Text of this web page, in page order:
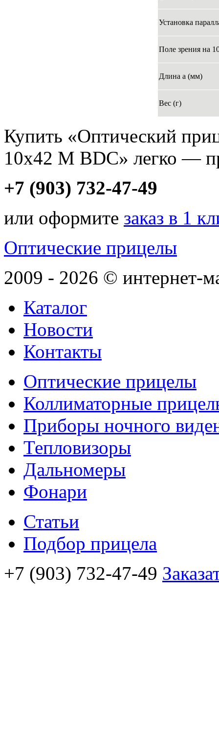
Установка
Поле зрения на
Длина а (мм)
Вес (г)
Купить «Оптический
10x42 M BDC» легко —
+7 (903) 732-47-49
или оформите заказ в 1
Оптические прицелы
2009 - 2026 © интернет-
Каталог
Новости
Контакты
Оптические прицелы
Коллиматорные
Приборы ночного
Тепловизоры
Дальномеры
Фонари
Статьи
Подбор прицела
+7 (903) 732-47-49